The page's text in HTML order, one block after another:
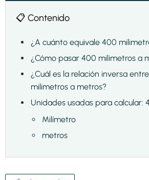
📋 Contenido
¿A cuánto equivale 400
¿Cómo pasar 400 milimetros a
¿Cuál es la relación inversa
milimetros a metros?
Unidades usadas para calcular:
Milímetro
metros